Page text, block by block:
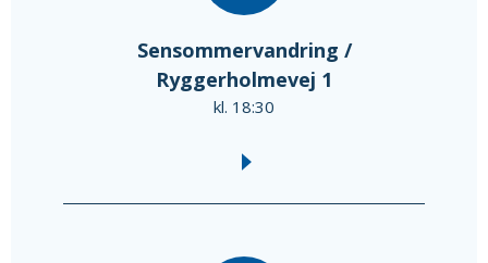
Sensommervandring /
Ryggerholmevej 1
kl. 18:30